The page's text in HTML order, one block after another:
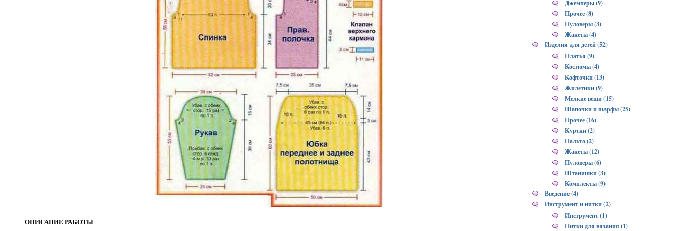
ОПИСАНИЕ РАБОТЫ
Джемперы (9)
Прочее (8)
Пуловеры (3)
Жакеты (4)
Изделия для детей (52)
Платья (9)
Костюмы (4)
Кофточки (13)
Жилетики (9)
Мелкие вещи (15)
Шапочки и шарфы (25)
Прочее (16)
Куртки (2)
Пальто (2)
Жакеты (12)
Пуловеры (6)
Штанишки (3)
Комплекты (9)
Введение (4)
Инструмент и нитки (2)
Инструмент (1)
Нитки для вязания (1)